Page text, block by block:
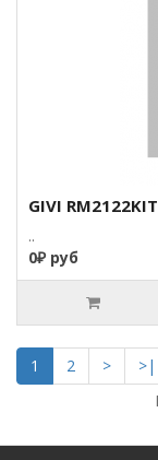
GIVI RM2122KIT
..
0₽ руб
1 2 >
>|